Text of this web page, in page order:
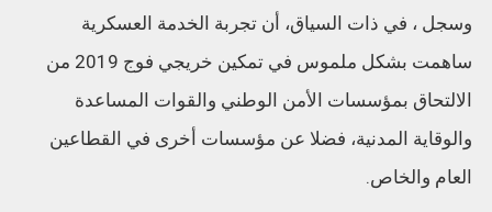
وسجل ، في ذات السياق، أن تجربة الخدمة العسكرية
ساهمت بشكل ملموس في تمكين خريجي فوج 2019 من
الالتحاق بمؤسسات الأمن الوطني والقوات المساعدة
والوقاية المدنية، فضلا عن مؤسسات أخرى في القطاعين
العام والخاص.